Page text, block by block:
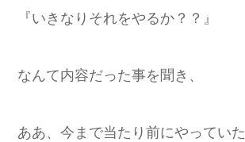
『いきなりそれをやるか？？』
なんて内容だった事を聞き、
ああ、今まで当たり前にやっていた